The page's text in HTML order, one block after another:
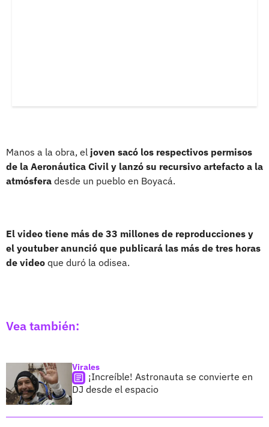
Manos a la obra, el joven sacó los respectivos permisos
de la Aeronáutica Civil y lanzó su recursivo artefacto a la
atmósfera desde un pueblo en Boyacá.
El video tiene más de 33 millones de reproducciones y
el youtuber anunció que publicará las más de tres horas
de video que duró la odisea.
Vea también:
Virales
¡Increíble! Astronauta se convierte en
DJ desde el espacio